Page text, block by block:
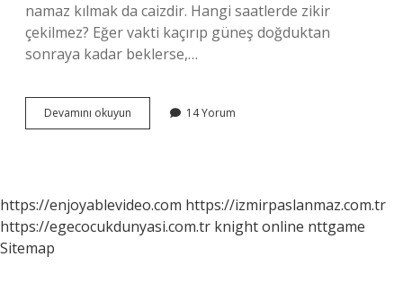
namaz kılmak da caizdir. Hangi saatlerde zikir
çekilmez? Eğer vakti kaçırıp güneş doğduktan
sonraya kadar beklerse,…
Devamını okuyun Yatarken
Zikir
14 Yorum
https://enjoyablevideo.com https://izmirpaslanmaz.com.tr
https://egecocukdunyasi.com.tr knight online nttgame
Sitemap